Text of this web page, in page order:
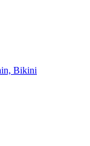
Bikini